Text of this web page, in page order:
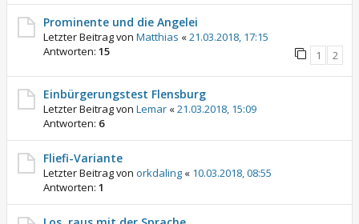
Prominente und die Angelei
Letzter Beitrag von Matthias «21.03.2018, 17:15
Antworten: 15 1 2
Einbürgerungstest Flensburg
Letzter Beitrag von Lemar «21.03.2018, 15:09
Antworten: 6
Fliefi-Variante
Letzter Beitrag von orkdaling « 10.03.2018, 08:55
Antworten: 1